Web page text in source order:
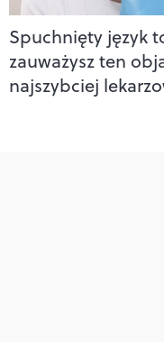
Spuchnięty język
zauważysz ten
najszybciej